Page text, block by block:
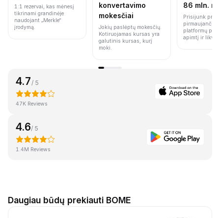
1:1 rezervai, kas mėnesį
tikrinami grandinėje
naudojant „Merkle“
įrodymą.
konvertavimo
mokesčiai
Jokių paslėptų mokesčių.
Kotiruojamas kursas yra
galutinis kursas, kurį
moki.
86 mln.
Prisijunk prie
pirmaujančių
platformų
apimtį ir
4.7 / 5
47K Reviews
4.6/ 5
1.4M Reviews
Daugiau būdų prekiauti BOME